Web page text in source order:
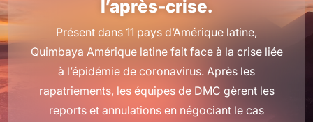
l’après-crise.
Présent dans 11 pays d’Amérique latine,
Quimbaya Amérique latine fait face à la crise liée
à l’épidémie de coronavirus. Après les
rapatriements, les équipes de DMC gèrent les
reports et annulations en négociant le cas